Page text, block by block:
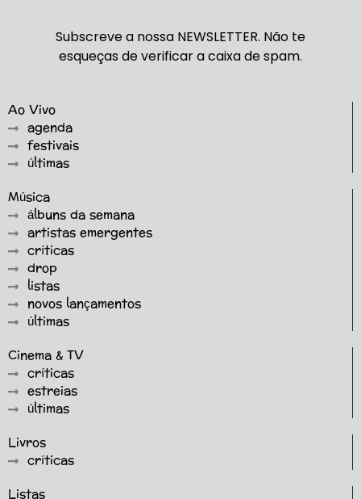
Subscreve a nossa NEWSLETTER. Não te
esqueças de verificar a caixa de spam.
Ao Vivo
agenda
festivais
últimas
Música
álbuns da semana
artistas emergentes
críticas
drop
listas
novos lançamentos
últimas
Cinema & TV
críticas
estreias
últimas
Livros
críticas